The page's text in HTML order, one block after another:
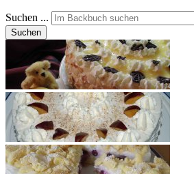
Suchen ...
Suchen